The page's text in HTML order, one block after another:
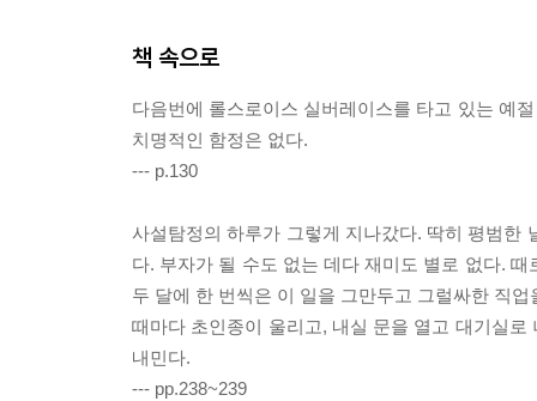
책 속으로
다음번에 롤스로이스 실버레이스를 타고 있는 예
치명적인 함정은 없다.
--- p.130
사설탐정의 하루가 그렇게 지나갔다. 딱히 평범한
다. 부자가 될 수도 없는 데다 재미도 별로 없다.
두 달에 한 번씩은 이 일을 그만두고 그럴싸한 직
때마다 초인종이 울리고, 내실 문을 열고 대기실
내민다.
--- pp.238~239